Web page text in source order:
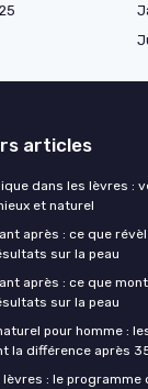
articles
dans les lèvres :
et naturel
après : ce que
sur la peau
après : ce que
sur la peau
pour homme :
la différence après
lèvres : le programme